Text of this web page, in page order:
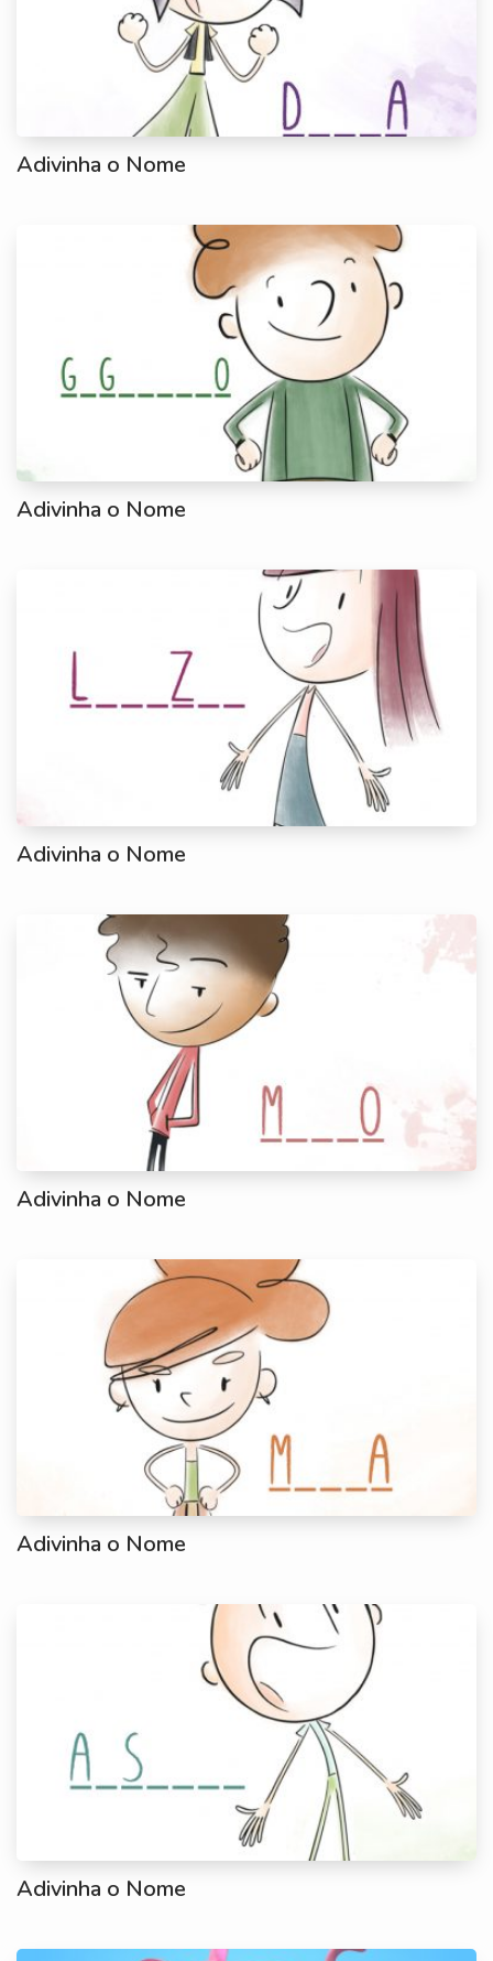
Adivinha o Nome
Adivinha o Nome
Adivinha o Nome
Adivinha o Nome
Adivinha o Nome
Adivinha o Nome